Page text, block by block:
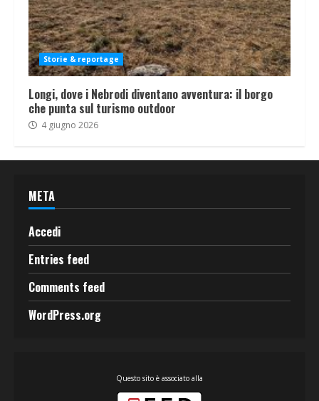
Storie & reportage
Longi, dove i Nebrodi diventano avventura: il borgo
che punta sul turismo outdoor
4 giugno 2026
META
Accedi
Entries feed
Comments feed
WordPress.org
Questo sito è associato alla